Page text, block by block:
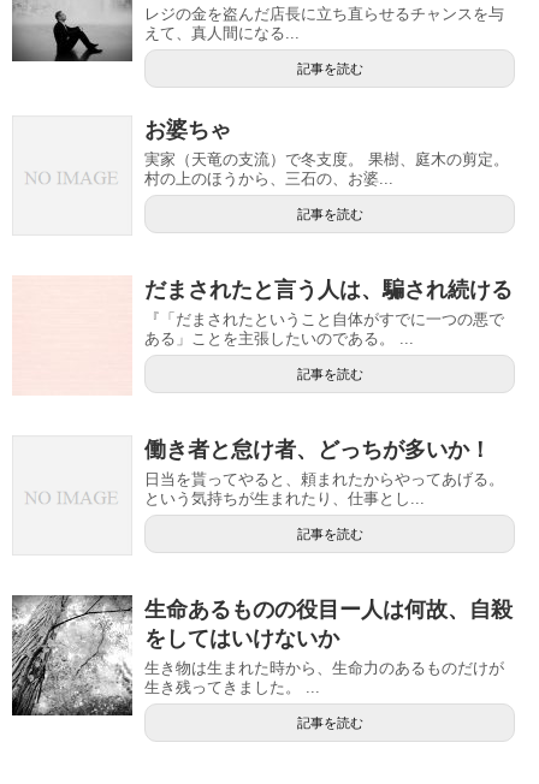
レジの金を盗んだ店長に立ち直らせるチャンスを与
えて、真人間になる...
記事を読む
お婆ちゃ
実家（天竜の支流）で冬支度。 果樹、庭木の剪定。
村の上のほうから、三石の、お婆...
記事を読む
だまされたと言う人は、騙され続ける
『「だまされたということ自体がすでに一つの悪で
ある」ことを主張したいのである。 ...
記事を読む
働き者と怠け者、どっちが多いか！
日当を貰ってやると、頼まれたからやってあげる。
という気持ちが生まれたり、仕事とし...
記事を読む
生命あるものの役目ー人は何故、自殺
をしてはいけないか
生き物は生まれた時から、生命力のあるものだけが
生き残ってきました。 ...
記事を読む